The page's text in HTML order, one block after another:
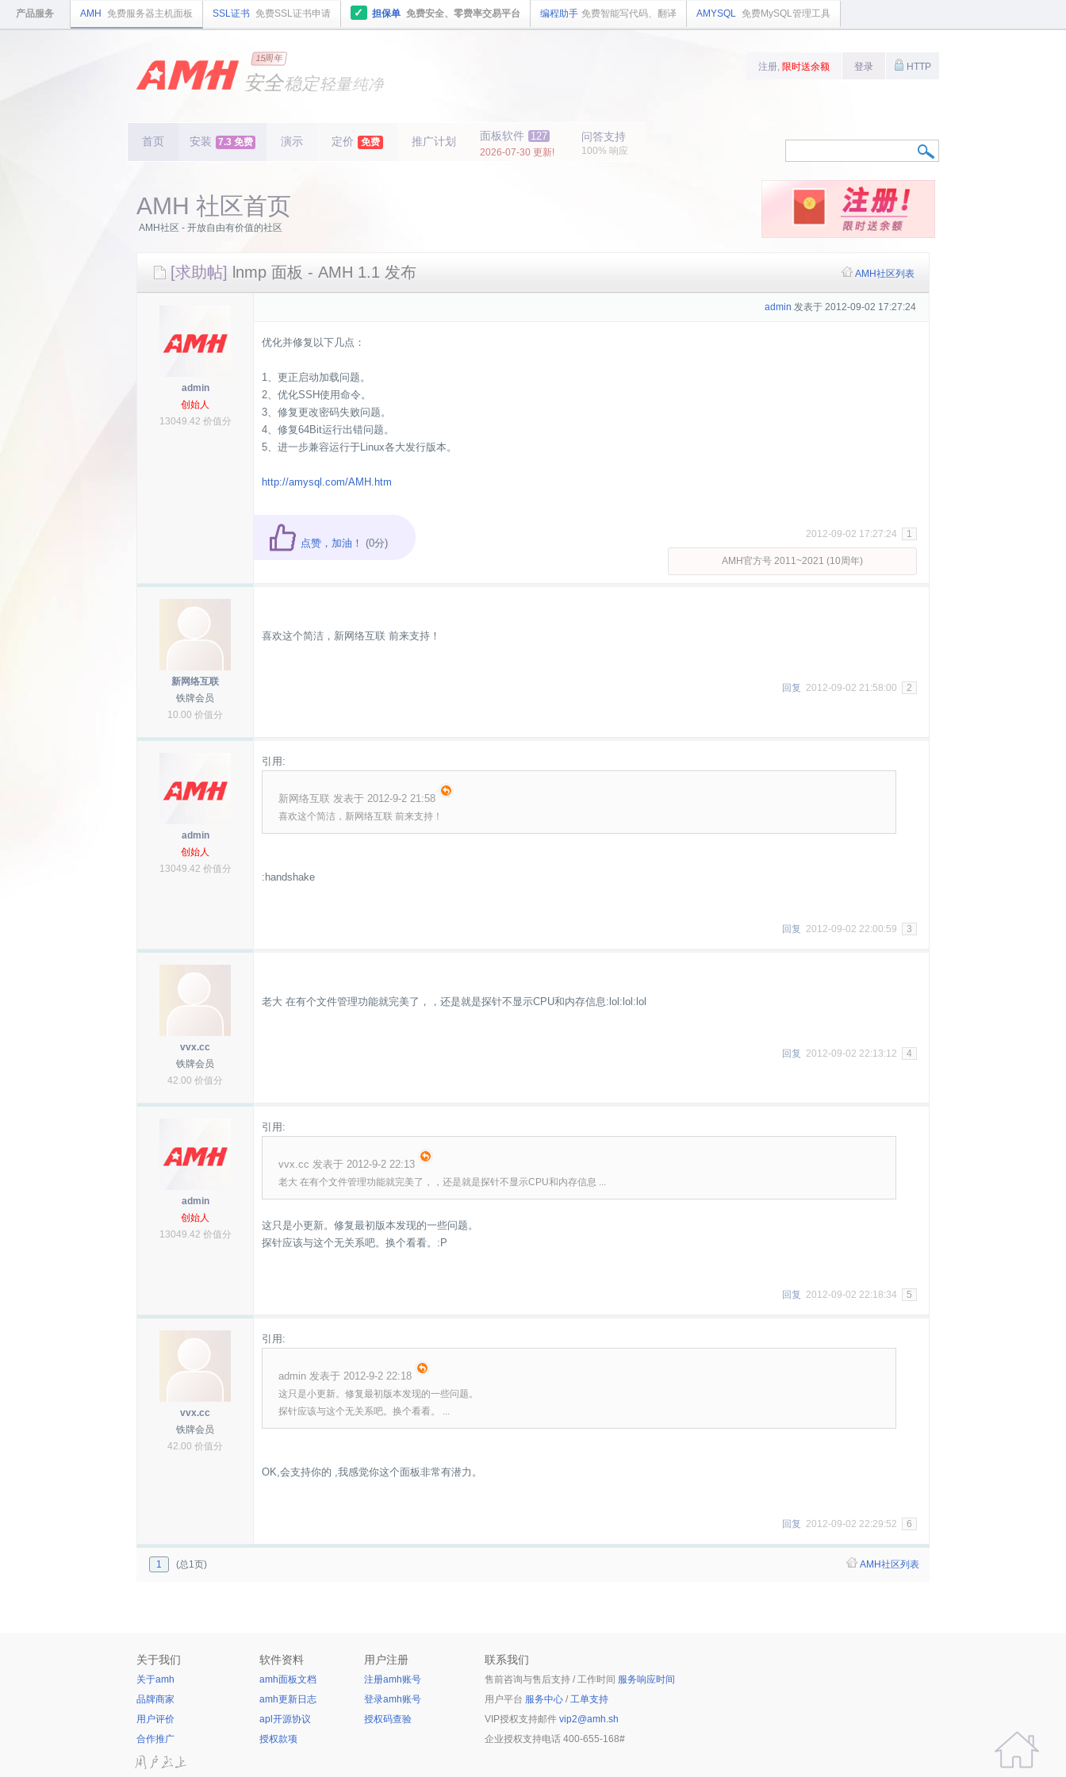
产品服务 AMH 免费服务器主机面板 SSL证书 免费SSL证书申请 ✓ 担保单 免费安全、零费率交易平台 编程助手 免费智能写代码、翻译 AMYSQL 免费MySQL管理工具
15周年
国内领先
安全稳定轻量纯净
首页 安装 7.3 免费 演示 定价 免费 推广计划 面板软件 127
2026-07-30 更新!
问答支持
100% 响应
注册, 限时送余额 登录 HTTP
AMH 社区首页
AMH社区 - 开放自由有价值的社区
[求助帖] lnmp 面板 - AMH 1.1 发布 AMH社区列表
admin
创始人
13049.42 价值分
admin 发表于 2012-09-02 17:27:24
优化并修复以下几点：
1、更正启动加载问题。
2、优化SSH使用命令。
3、修复更改密码失败问题。
4、修复64Bit运行出错问题。
5、进一步兼容运行于Linux各大发行版本。
http://amysql.com/AMH.htm
点赞，加油！ (0分)
2012-09-02 17:27:24 1
AMH官方号 2011~2021 (10周年)
新网络互联
铁牌会员
10.00 价值分
喜欢这个简洁，新网络互联 前来支持！
回复 2012-09-02 21:58:00 2
admin
创始人
13049.42 价值分
引用:
新网络互联 发表于 2012-9-2 21:58
喜欢这个简洁，新网络互联 前来支持！
:handshake
回复 2012-09-02 22:00:59 3
vvx.cc
铁牌会员
42.00 价值分
老大 在有个文件管理功能就完美了，，还是就是探针不显示CPU和内存信息:lol:lol:lol
回复 2012-09-02 22:13:12 4
admin
创始人
13049.42 价值分
引用:
vvx.cc 发表于 2012-9-2 22:13
老大 在有个文件管理功能就完美了，，还是就是探针不显示CPU和内存信息 ...
这只是小更新。修复最初版本发现的一些问题。
探针应该与这个无关系吧。换个看看。:P
回复 2012-09-02 22:18:34 5
vvx.cc
铁牌会员
42.00 价值分
引用:
admin 发表于 2012-9-2 22:18
这只是小更新。修复最初版本发现的一些问题。
探针应该与这个无关系吧。换个看看。 ...
OK,会支持你的 ,我感觉你这个面板非常有潜力。
回复 2012-09-02 22:29:52 6
1 (总1页) AMH社区列表
关于我们
关于amh
品牌商家
用户评价
合作推广
软件资料
amh面板文档
amh更新日志
apl开源协议
授权款项
用户注册
注册amh账号
登录amh账号
授权码查验
联系我们
售前咨询与售后支持 / 工作时间 服务响应时间
用户平台 服务中心 / 工单支持
VIP授权支持邮件 vip2@amh.sh
企业授权支持电话 400-655-168#